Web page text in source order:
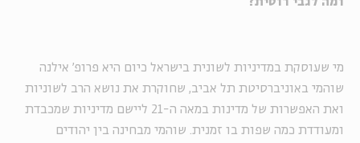
מי שעוסקת במדיניות לשונית בישראל כיום היא פרופ' אילנה
שוהמי באוניברסיטת תל אביב, שחוקרת את נושא הרב לשוניות
ואת האפשרות של מדינות במאה ה-21 ליישם מדיניות שמכבדת
ומעודדת כמה שפות בו זמנית. שוהמי מבחינה בין יהודים